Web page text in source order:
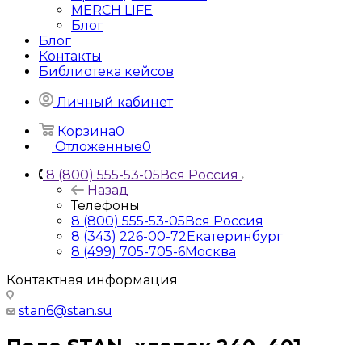
MERCH LIFE
Блог
Блог
Контакты
Библиотека кейсов
Личный кабинет
Корзина0
Отложенные0
8 (800) 555-53-05Вся Россия
Назад
Телефоны
8 (800) 555-53-05Вся Россия
8 (343) 226-00-72Екатеринбург
8 (499) 705-705-6Москва
Контактная информация
stan6@stan.su